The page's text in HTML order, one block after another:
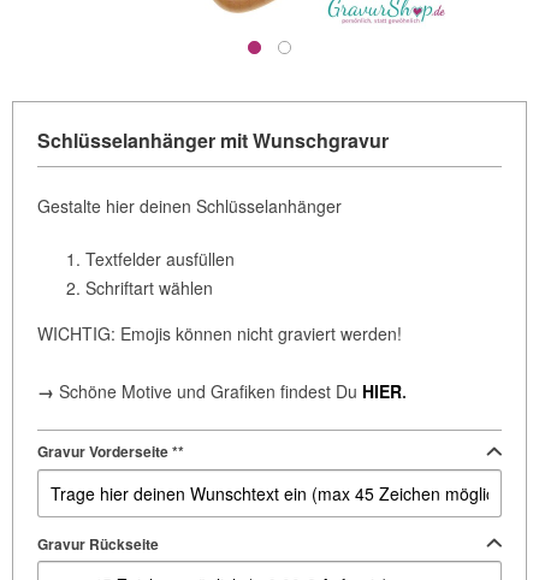
Schlüsselanhänger mit Wunschgravur
Gestalte hier deinen Schlüsselanhänger
Textfelder ausfüllen
Schriftart wählen
WICHTIG: Emojis können nicht graviert werden!
→ Schöne Motive und Grafiken findest Du HIER.
Gravur Vorderseite **
Gravur Rückseite